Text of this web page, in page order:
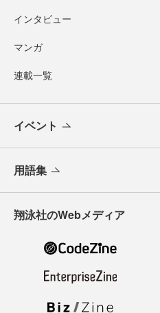
インタビュー
マンガ
連載一覧
イベント
用語集
翔泳社のWebメディア